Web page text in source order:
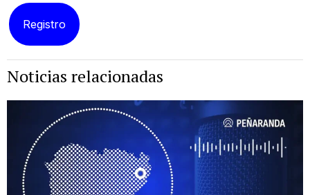
Noticias relacionadas